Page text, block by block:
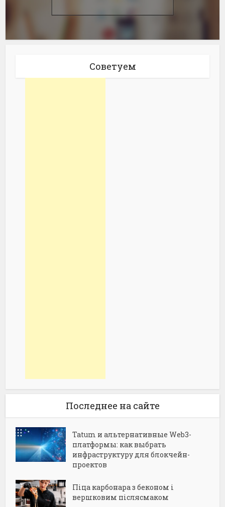
Советуем
Последнее на сайте
Tatum и альтернативные Web3-
платформы: как выбрать
инфраструктуру для блокчейн-
проектов
Піца карбонара з беконом і
вершковим післясмаком